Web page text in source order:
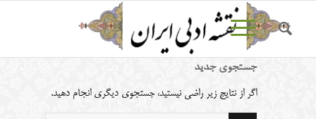
جستجوی جدید
اگر از نتایج زیر راضی نیستید، جستجوی دیگری انجام دهید.